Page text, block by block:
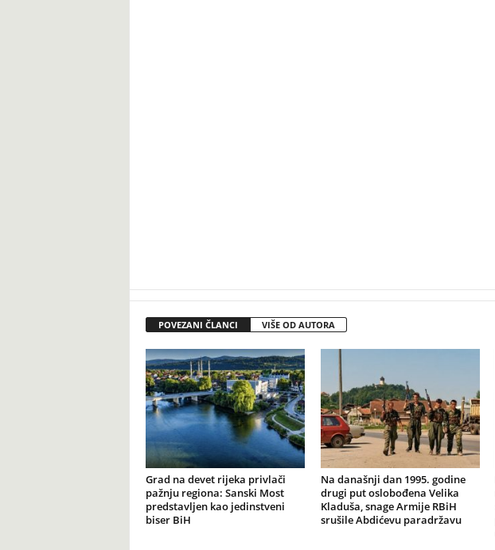
POVEZANI ČLANCI VIŠE OD AUTORA
Grad na devet rijeka privlači
pažnju regiona: Sanski Most
predstavljen kao jedinstveni
biser BiH
Na današnji dan 1995. godine
drugi put oslobođena Velika
Kladuša, snage Armije RBiH
srušile Abdićevu paradržavu